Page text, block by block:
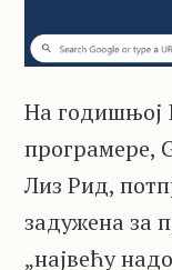
На годишњој
програмере,
Лиз Рид,
задужена за
„највећу